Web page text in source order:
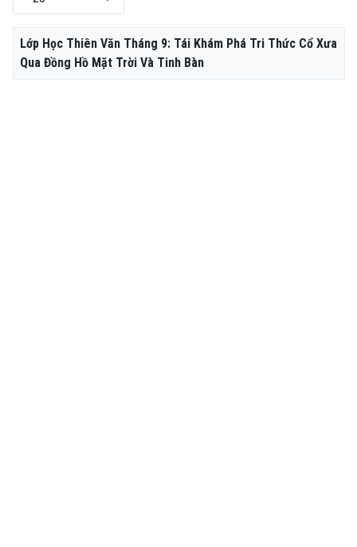
Tiêu đề
Lớp Học Thiên Văn Tháng 9: Tái Khám Phá Tri Thức Cổ Xưa
Qua Đồng Hồ Mặt Trời Và Tinh Bàn